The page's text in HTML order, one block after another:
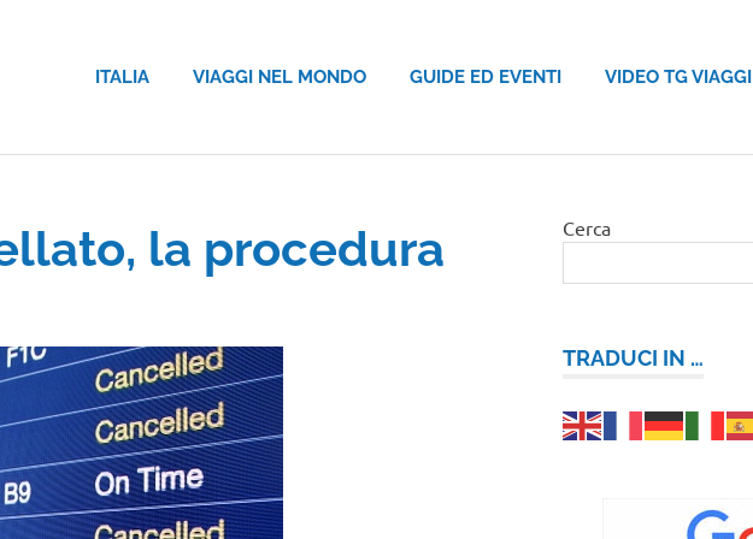
ITALIA VIAGGI NEL MONDO GUIDE ED EVENTI VIDEO TG VIAGGI
la procedura Cerca
TRADUCI IN …